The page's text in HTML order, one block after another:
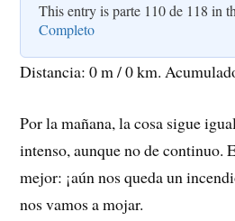
This entry is parte 110 de 118 in
Completo
Distancia: 0 m / 0 km.
Por la mañana, la cosa sigue
intenso, aunque no de continuo.
mejor: ¡aún nos queda un
nos vamos a mojar.